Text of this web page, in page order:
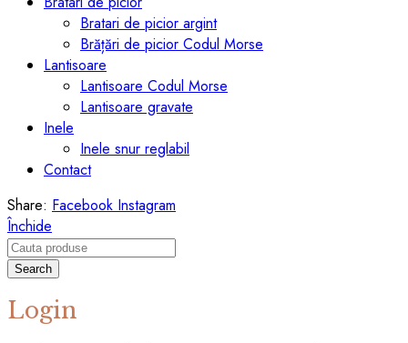
Bratari de picior argint
Brățări de picior Codul Morse
Lantisoare
Lantisoare Codul Morse
Lantisoare gravate
Inele
Inele snur reglabil
Contact
Share: Facebook Instagram
Închide
Search
Login